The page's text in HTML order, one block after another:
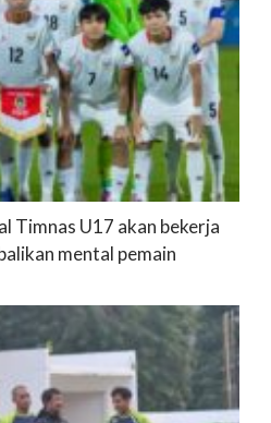
Timnas U17 akan bekerja
mental pemain